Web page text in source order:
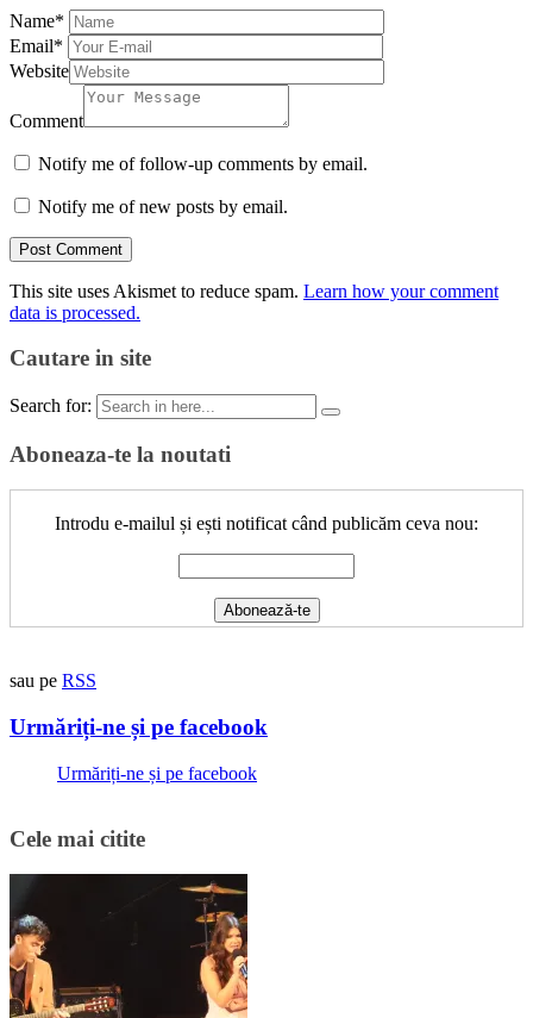
Name*
Email*
Website
Comment
Notify me of follow-up comments by email.
Notify me of new posts by email.
This site uses Akismet to reduce spam. Learn how your comment
data is processed.
Cautare in site
Search for:
Aboneaza-te la noutati
Introdu e-mailul și ești notificat când publicăm ceva nou:
sau pe RSS
Urmăriți-ne și pe facebook
Urmăriți-ne și pe facebook
Cele mai citite